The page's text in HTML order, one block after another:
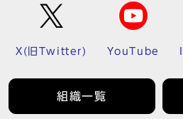
X(旧Twitter) YouTube
組織一覧